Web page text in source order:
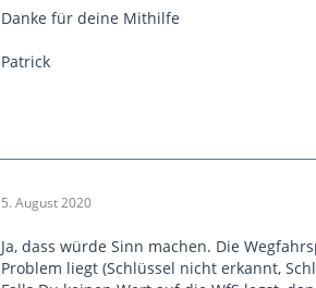
Danke für deine Mithilfe
Patrick
5. August 2020
Ja, dass würde Sinn machen. Die
Problem liegt (Schlüssel nicht erkannt,